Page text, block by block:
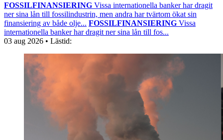
FOSSILFINANSIERING Vissa internationella banker har dragit
ner sina lån till fossilindustrin, men andra har tvärtom ökat sin
finansiering av både olje... FOSSILFINANSIERING Vissa
internationella banker har dragit ner sina lån till fos...
03 aug 2026 • Lästid: